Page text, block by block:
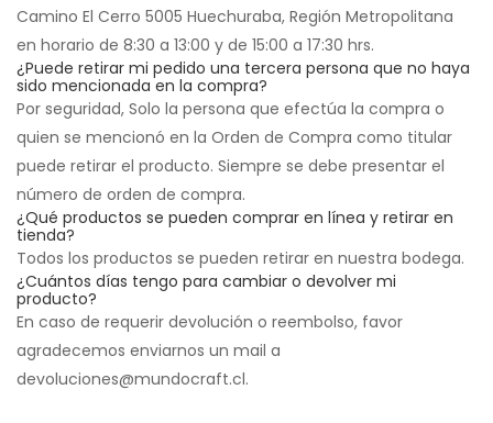
Camino El Cerro 5005 Huechuraba, Región Metropolitana
en horario de 8:30 a 13:00 y de 15:00 a 17:30 hrs.
¿Puede retirar mi pedido una tercera persona que no haya
sido mencionada en la compra?
Por seguridad, Solo la persona que efectúa la compra o
quien se mencionó en la Orden de Compra como titular
puede retirar el producto. Siempre se debe presentar el
número de orden de compra.
¿Qué productos se pueden comprar en línea y retirar en
tienda?
Todos los productos se pueden retirar en nuestra bodega.
¿Cuántos días tengo para cambiar o devolver mi
producto?
En caso de requerir devolución o reembolso, favor
agradecemos enviarnos un mail a
devoluciones@mundocraft.cl.